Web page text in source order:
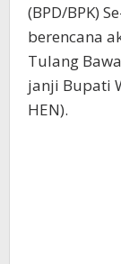
(BPD/BPK)
berencana
Tulang
janji Bupati
HEN).